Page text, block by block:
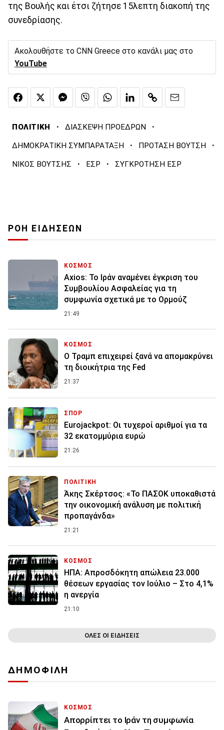
της Βουλής και έτσι ζήτησε 15λεπτη διακοπή της
συνεδρίασης.
Ακολουθήστε το CNN Greece στο κανάλι μας στο
YouTube
ΠΟΛΙΤΙΚΗ · ΔΙΑΣΚΕΨΗ ΠΡΟΕΔΡΩΝ ·
ΔΗΜΟΚΡΑΤΙΚΗ ΣΥΜΠΑΡΑΤΑΞΗ · ΠΡΟΤΑΣΗ ΒΟΥΤΣΗ ·
ΝΙΚΟΣ ΒΟΥΤΣΗΣ · ΕΣΡ · ΣΥΓΚΡΟΤΗΣΗ ΕΣΡ
ΡΟΗ ΕΙΔΗΣΕΩΝ
ΚΟΣΜΟΣ
Axios: Το Ιράν αναμένει έγκριση του
Συμβουλίου Ασφαλείας για τη
συμφωνία σχετικά με το Ορμούζ
21:49
ΚΟΣΜΟΣ
Ο Τραμπ επιχειρεί ξανά να απομακρύνει
τη διοικήτρια της Fed
21:37
ΣΠΟΡ
Eurojackpot: Οι τυχεροί αριθμοί για τα
32 εκατoμμύρια ευρώ
21:26
ΠΟΛΙΤΙΚΗ
Άκης Σκέρτσος: «Το ΠΑΣΟΚ υποκαθιστά
την οικονομική ανάλυση με πολιτική
προπαγάνδα»
21:21
ΚΟΣΜΟΣ
ΗΠΑ: Απροσδόκητη απώλεια 23.000
θέσεων εργασίας τον Ιούλιο – Στο 4,1%
η ανεργία
21:10
ΟΛΕΣ ΟΙ ΕΙΔΗΣΕΙΣ
ΔΗΜΟΦΙΛΗ
ΚΟΣΜΟΣ
Απορρίπτει το Ιράν τη συμφωνία